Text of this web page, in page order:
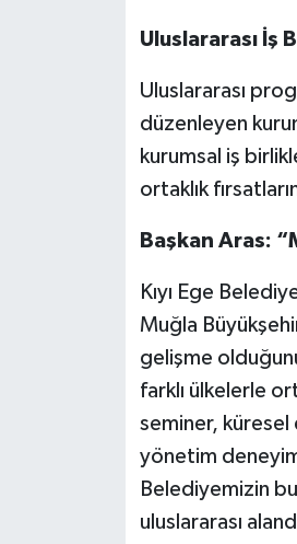
Uluslararası İş
Uluslararası
düzenleyen
kurumsal iş
ortaklık
Başkan Aras:
Kıyı Ege
Muğla
gelişme
farklı ülkelerle
seminer, küresel
yönetim
Belediyemizin
uluslararası